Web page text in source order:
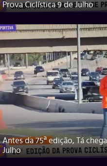
Prova Ciclística 9 de Julho
Antes da 75ª edição, Tá
Julho